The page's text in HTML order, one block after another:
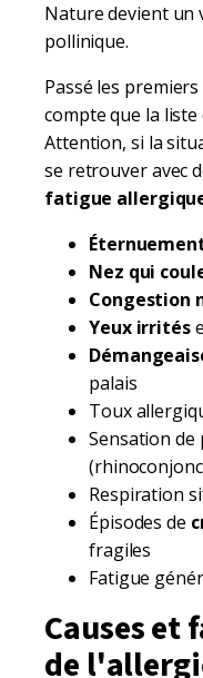
Nature devient un
pollinique.
Passé les
compte que la
Attention, si la
se retrouver avec
fatigue
Nez qui
Congestion
Yeux irrités
palais
Toux
Sensation de
Respiration
Épisodes de
fragiles
Fatigue
Causes et
de